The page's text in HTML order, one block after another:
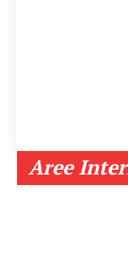
Aree